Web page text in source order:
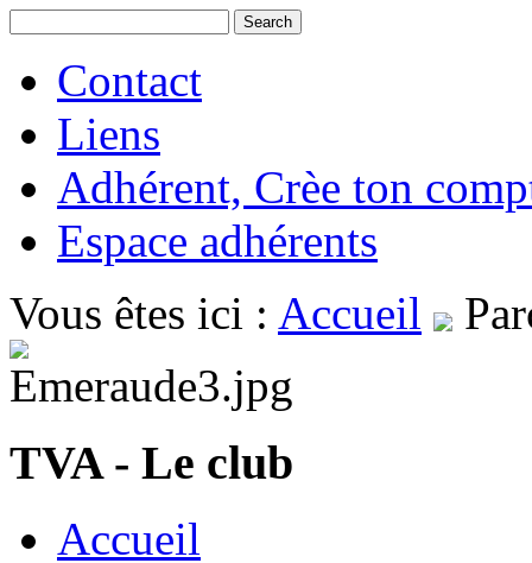
Contact
Liens
Adhérent, Crèe ton
Espace adhérents
Vous êtes ici : Accueil
TVA - Le club
Accueil